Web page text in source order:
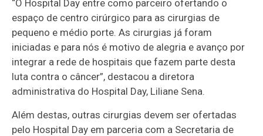
“O Hospital Day entre como parceiro ofertando o
espaço de centro cirúrgico para as cirurgias de
pequeno e médio porte. As cirurgias já foram
iniciadas e para nós é motivo de alegria e avanço por
integrar a rede de hospitais que fazem parte desta
luta contra o câncer”, destacou a diretora
administrativa do Hospital Day, Liliane Sena.
Além destas, outras cirurgias devem ser ofertadas
pelo Hospital Day em parceria com a Secretaria de